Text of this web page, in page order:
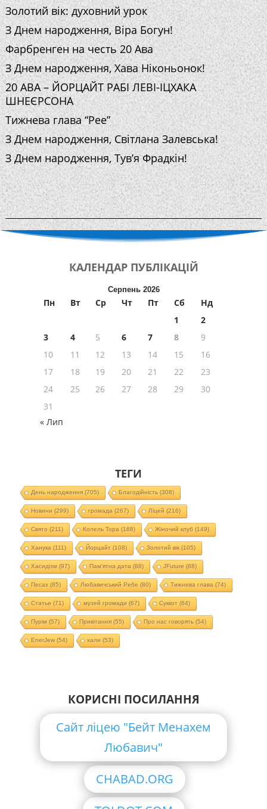
Золотий вік: духовний урок
З Днем народження, Віра Богун!
Фарбренген на честь 20 Ава
З Днем народження, Хава Ніконьонок!
20 АВА – ЙОРЦАЙТ РАБІ ЛЕВІ-ІЦХАКА
ШНЕЄРСОНА
Тижнева глава “Рее”
З Днем народження, Світлана Залевська!
З Днем народження, Тув’я Фрадкін!
КАЛЕНДАР ПУБЛІКАЦІЙ
Серпень 2026
Пн Вт Ср Чт Пт Сб
Нд
1
2
3
4 5 6 7 8
9
10
11 12 13 14 15
16
17
18 19 20 21 22
23
24
25 26 27 28 29
30
31
« Лип
ТЕГИ
День народження(705) Благодійність (308)
Новини (299) громада (267) Ліцей (216)
Свято (211) Колель Тора (188) Жіночий клуб (149)
Ханука (111) Йорцайт (108) Золотий вік(105)
Хасидізм (97) Пам'ятна дата (88) JFuture (88)
Песах(85) Любавичський Ребе (80) Тижнева глава (74)
Статьи (71) музей громади (67) Суккот (64)
Пурім (57) Привітання(55) Про нас говорять (54)
EnerJew(54) хали (53)
КОРИСНІ ПОСИЛАННЯ
Сайт ліцею "Бейт Менахем
Любавич"
CHABAD.ORG